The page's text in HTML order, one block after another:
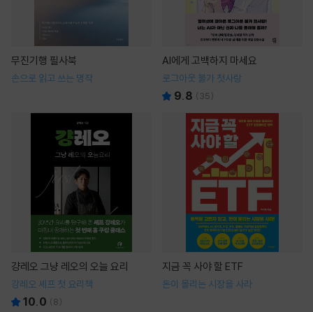
무진기행 필사북
손으로 읽고 쓰는 명작
AI에게 고백하지 마세요
로그아웃 불가 첫사랑
9.8 ( 35)
걍레오 그냥 레오의 오늘 요리
강레오 셰프 첫 요리책
10.0 (8)
지금 꼭 사야 할 ETF
돈이 몰리는 시장을 사라